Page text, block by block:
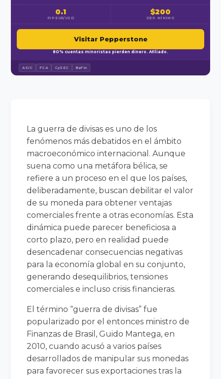
0.1
PIP EUR/USD
$200
DEP. MÍNIMO
Visitar Pepperstone
80% cuentas minoristas pierden dinero. Afiliado.
ASIC FCA CySEC BaFin
La guerra de divisas es uno de los
fenómenos más debatidos en el ámbito
macroeconómico internacional. Aunque
suena como una metáfora bélica, se
refiere a un proceso en el que los países,
deliberadamente, buscan debilitar el valor
de su moneda para obtener ventajas
comerciales frente a otras economías. Esta
dinámica puede parecer beneficiosa a
corto plazo, pero en realidad puede
desencadenar consecuencias negativas
para la economía global en su conjunto,
generando desequilibrios, tensiones
comerciales e incluso crisis financieras.
El término “guerra de divisas” fue
popularizado por el entonces ministro de
Finanzas de Brasil, Guido Mantega, en
2010, cuando acusó a varios países
desarrollados de manipular sus monedas
para favorecer sus exportaciones tras la